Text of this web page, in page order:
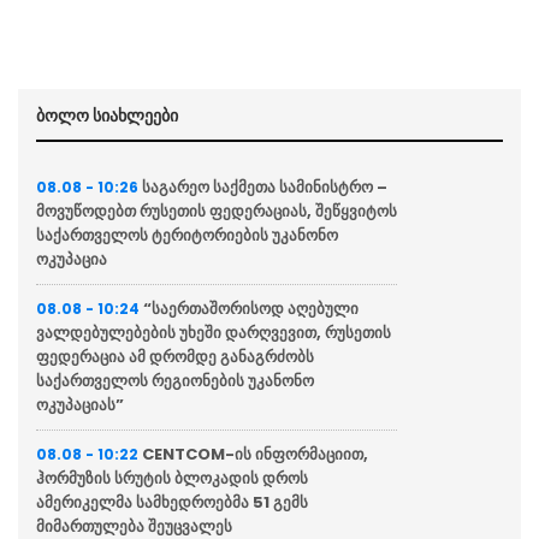
ბოლო სიახლეები
08.08 - 10:26 საგარეო საქმეთა სამინისტრო –
მოვუწოდებთ რუსეთის ფედერაციას, შეწყვიტოს
საქართველოს ტერიტორიების უკანონო
ოკუპაცია
08.08 - 10:24 “საერთაშორისოდ აღებული
ვალდებულებების უხეში დარღვევით, რუსეთის
ფედერაცია ამ დრომდე განაგრძობს
საქართველოს რეგიონების უკანონო
ოკუპაციას”
08.08 - 10:22 CENTCOM-ის ინფორმაციით,
ჰორმუზის სრუტის ბლოკადის დროს
ამერიკელმა სამხედროებმა 51 გემს
მიმართულება შეუცვალეს